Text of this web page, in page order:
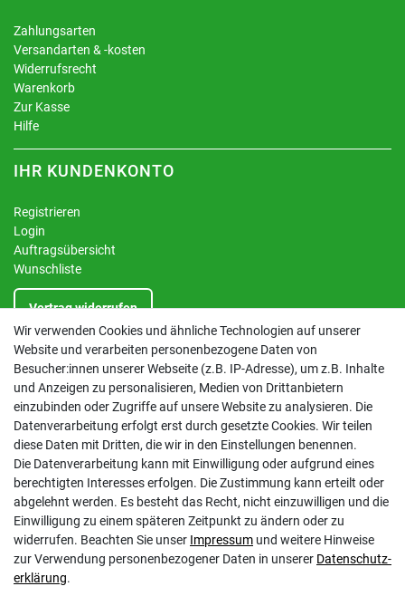
Zahlungsarten
Versandarten & -kosten
Widerrufsrecht
Warenkorb
Zur Kasse
Hilfe
IHR KUNDENKONTO
Registrieren
Login
Auftragsübersicht
Wunschliste
Vertrag widerrufen
INFORMATIONEN
Kontakt
Datenschutzerklärung
AGB
Impressum
Barrierefreiheitserklärung
Altbatterie-Ensorgung
Wir verwenden Cookies und ähnliche Technologien auf unserer
Website und verarbeiten personenbezogene Daten von
Besucher:innen unserer Webseite (z.B. IP-Adresse), um z.B. Inhalte
und Anzeigen zu personalisieren, Medien von Drittanbietern
einzubinden oder Zugriffe auf unsere Website zu analysieren. Die
Datenverarbeitung erfolgt erst durch gesetzte Cookies. Wir teilen
diese Daten mit Dritten, die wir in den Einstellungen benennen.
Die Datenverarbeitung kann mit Einwilligung oder aufgrund eines
berechtigten Interesses erfolgen. Die Zustimmung kann erteilt oder
abgelehnt werden. Es besteht das Recht, nicht einzuwilligen und die
Einwilligung zu einem späteren Zeitpunkt zu ändern oder zu
widerrufen. Beachten Sie unser Impressum und weitere Hinweise
zur Verwendung personenbezogener Daten in unserer Daten­schutz­
erklärung.